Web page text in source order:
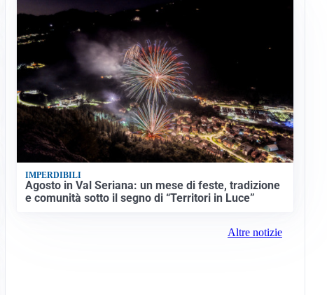
IMPERDIBILI
Agosto in Val Seriana: un mese di feste, tradizione
e comunità sotto il segno di “Territori in Luce”
Altre notizie